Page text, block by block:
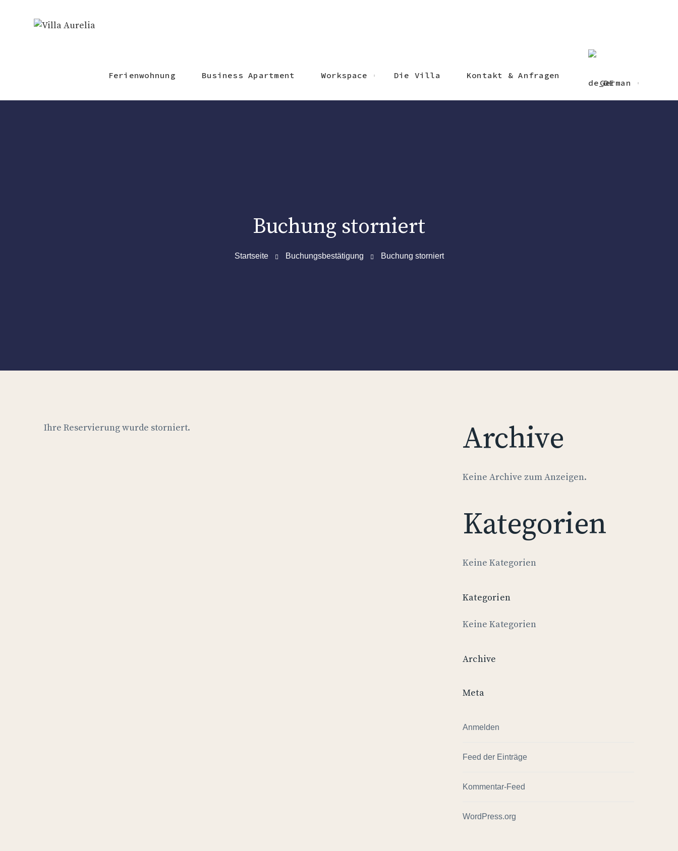
Ferienwohnung Business Apartment Workspace Die Villa Kontakt & Anfragen
German
Buchung storniert
Startseite Buchungsbestätigung Buchung storniert
Ihre Reservierung wurde storniert. Archive
Keine Archive zum Anzeigen.
Kategorien
Keine Kategorien
Kategorien
Keine Kategorien
Archive
Meta
Anmelden
Feed der Einträge
Kommentar-Feed
WordPress.org